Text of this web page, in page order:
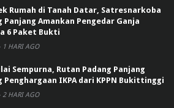
Rumah di Tanah Datar, Satresnarkoba
Panjang Amankan Pengedar Ganja
6 Paket Bukti
1 HARI AGO
Sempurna, Rutan Padang Panjang
Penghargaan IKPA dari KPPN Bukittinggi
2 HARI AGO